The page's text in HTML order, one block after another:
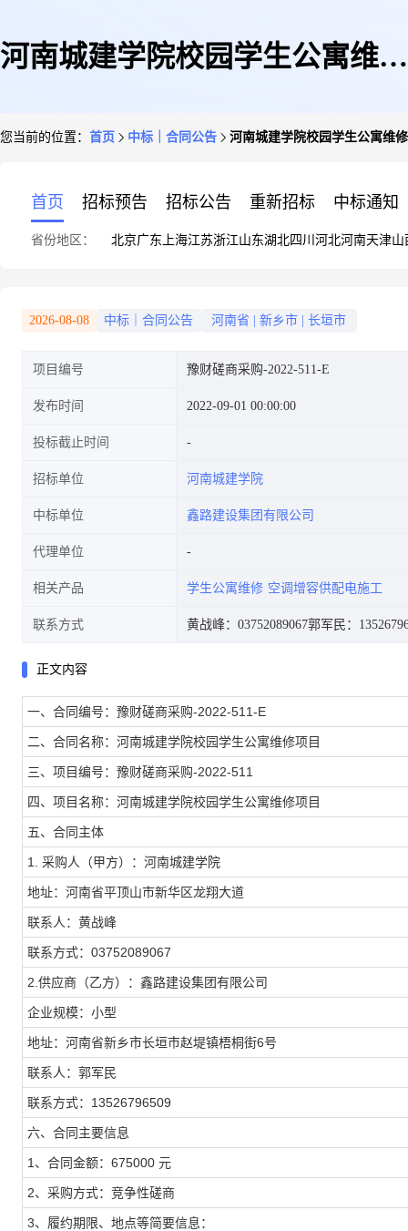
河南城建学院校园学生公寓维修
您当前的位置： 首页 中标｜合同公告 河南城建学院校园学生公寓维
首页 招标预告 招标公告 重新招标 中标通知
省份地区： 北京广东 上海江苏浙江山东湖北四川 河北河南天津山
2026-08-08 中标｜合同公告 河南省 新乡市 长垣市
项目编号 豫财磋商采购-2022-511-E
发布时间 2022-09-01 00:00:00
投标截止时间
招标单位 河南城建学院
中标单位 鑫路建设集团有限公司
代理单位
相关产品 学生公寓维修 空调增容供配电施工
联系方式 黄战峰：03752089067郭军民：
正文内容
一、合同编号：豫财磋商采购-2022-511-E
二、合同名称：河南城建学院校园学生公寓维修项目
三、项目编号：豫财磋商采购-2022-511
四、项目名称：河南城建学院校园学生公寓维修项目
五、合同主体
1. 采购人（甲方）：河南城建学院
地址：河南省平顶山市新华区龙翔大道
联系人：黄战峰
联系方式：03752089067
2.供应商（乙方）：鑫路建设集团有限公司
企业规模：小型
地址：河南省新乡市长垣市赵堤镇梧桐街6号
联系人：郭军民
联系方式：13526796509
六、合同主要信息
1、合同金额：675000 元
2、采购方式：竞争性磋商
3、履约期限、地点等简要信息：